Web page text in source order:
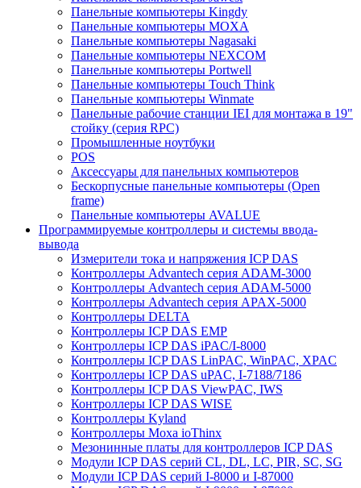
Панельные компьютеры Kingdy
Панельные компьютеры MOXA
Панельные компьютеры Nagasaki
Панельные компьютеры NEXCOM
Панельные компьютеры Portwell
Панельные компьютеры Touch Think
Панельные компьютеры Winmate
Панельные рабочие станции IEI для монтажа в 19"
стойку (серия RPC)
Промышленные ноутбуки
POS
Аксессуары для панельных компьютеров
Бескорпусные панельные компьютеры (Open
frame)
Панельные компьютеры AVALUE
Программируемые контроллеры и системы ввода-
вывода
Измерители тока и напряжения ICP DAS
Контроллеры Advantech серия ADAM-3000
Контроллеры Advantech серия ADAM-5000
Контроллеры Advantech серия APAX-5000
Контроллеры DELTA
Контроллеры ICP DAS EMP
Контроллеры ICP DAS iPAC/I-8000
Контроллеры ICP DAS LinPAC, WinPAC, XPAC
Контроллеры ICP DAS uPAC, I-7188/7186
Контроллеры ICP DAS ViewPAC, IWS
Контроллеры ICP DAS WISE
Контроллеры Kyland
Контроллеры Moxa ioThinx
Мезонинные платы для контроллеров ICP DAS
Модули ICP DAS серий CL, DL, LC, PIR, SC, SG
Модули ICP DAS серий I-8000 и I-87000